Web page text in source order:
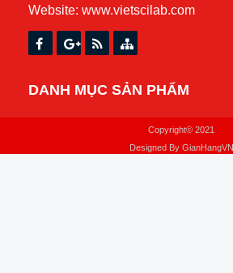
Website: www.vietscilab.com
DANH MỤC SẢN PHẨM
Copyright© 2021
Designed By GianHangVN